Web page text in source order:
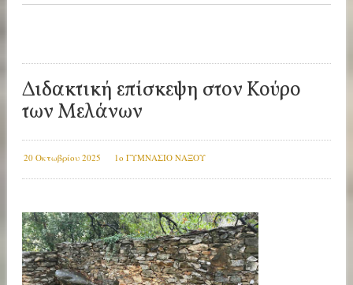
Διδακτική επίσκεψη στον Κούρο
των Μελάνων
20 Οκτωβρίου 2025 1ο ΓΥΜΝΑΣΙΟ ΝΑΞΟΥ